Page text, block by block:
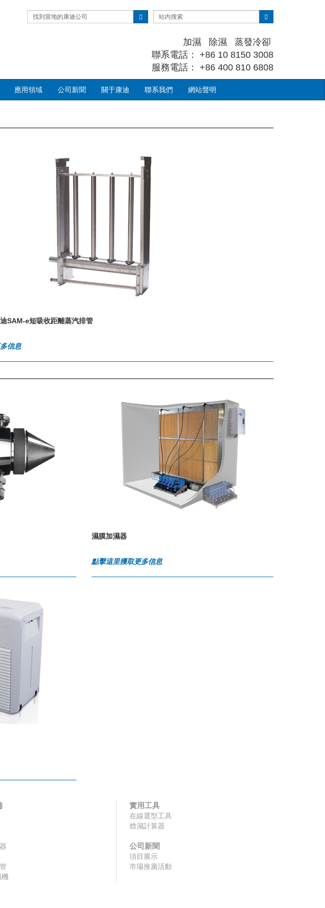
找到當地的康迪公司
加濕 除濕 蒸發冷卻
聯系電話： +86 10 8150 3008
服務電話： +86 400 810 6808
應用領域 公司新聞 關于康迪 聯系我們 網站聲明
SAM-e短吸收距離蒸汽排管
信息
濕膜加濕器
點擊這里獲取更多信息
實用工具
在線選型工具
焓濕計算器
公司新聞
項目展示
市場推廣活動